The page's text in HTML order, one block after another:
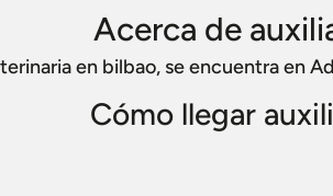
Acerca de
en bilbao, se encuentra en
Cómo llegar